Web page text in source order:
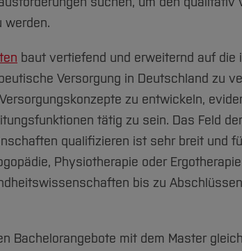
werden.
baut vertiefend und erweiternd auf die
Versorgung in Deutschland zu
zu entwickeln,
tätig zu sein. Das Feld
qualifizieren ist sehr breit und
Physiotherapie oder
bis zu
Bachelorangebote mit dem Master